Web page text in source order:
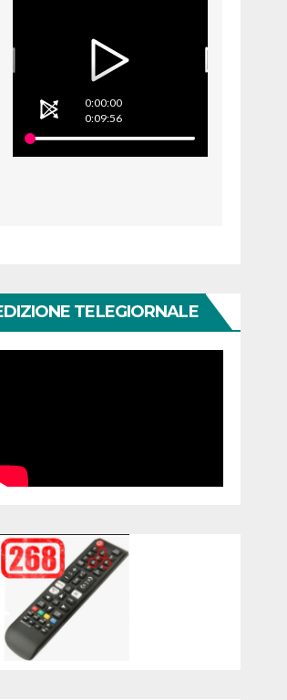
0:00:00
0:09:56
TELEGIORNALE